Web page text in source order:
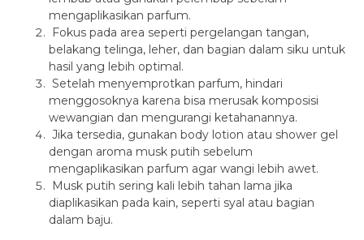
mengaplikasikan parfum.
Fokus pada area seperti pergelangan tangan,
belakang telinga, leher, dan bagian dalam siku untuk
hasil yang lebih optimal.
Setelah menyemprotkan parfum, hindari
menggosoknya karena bisa merusak komposisi
wewangian dan mengurangi ketahanannya.
Jika tersedia, gunakan body lotion atau shower gel
dengan aroma musk putih sebelum
mengaplikasikan parfum agar wangi lebih awet.
Musk putih sering kali lebih tahan lama jika
diaplikasikan pada kain, seperti syal atau bagian
dalam baju.